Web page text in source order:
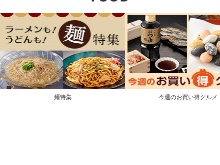
麺特集 今週のお買い得グルメ